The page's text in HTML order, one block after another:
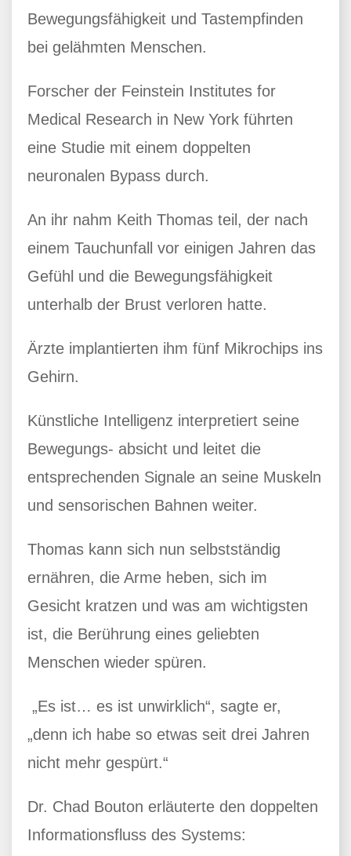
Bewegungsfähigkeit und Tastempfinden
bei gelähmten Menschen.
Forscher der Feinstein Institutes for
Medical Research in New York führten
eine Studie mit einem doppelten
neuronalen Bypass durch.
An ihr nahm Keith Thomas teil, der nach
einem Tauchunfall vor einigen Jahren das
Gefühl und die Bewegungsfähigkeit
unterhalb der Brust verloren hatte.
Ärzte implantierten ihm fünf Mikrochips ins
Gehirn.
Künstliche Intelligenz interpretiert seine
Bewegungs- absicht und leitet die
entsprechenden Signale an seine Muskeln
und sensorischen Bahnen weiter.
Thomas kann sich nun selbstständig
ernähren, die Arme heben, sich im
Gesicht kratzen und was am wichtigsten
ist, die Berührung eines geliebten
Menschen wieder spüren.
„Es ist… es ist unwirklich“, sagte er,
„denn ich habe so etwas seit drei Jahren
nicht mehr gespürt.“
Dr. Chad Bouton erläuterte den doppelten
Informationsfluss des Systems: